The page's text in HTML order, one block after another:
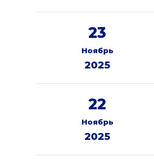
23
Ноябрь
2025
22
Ноябрь
2025